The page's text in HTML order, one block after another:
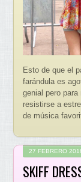
Esto de que el
farándula es
genial pero
resistirse a
de música
27 FEBRERO
SKIFF